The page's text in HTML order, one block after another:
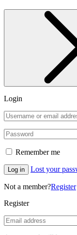
Catalog
Catalog
Catalog
Catalog
Catalog
Catalog
Catalog
Catalog
Product
PFAL ECO
IOT
ชั้น
ถาด
หัวน้
เครื่